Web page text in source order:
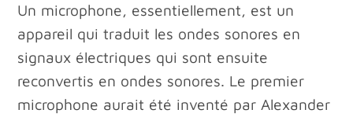
Un microphone, essentiellement, est un
appareil qui traduit les ondes sonores en
signaux électriques qui sont ensuite
reconvertis en ondes sonores. Le premier
microphone aurait été inventé par Alexander